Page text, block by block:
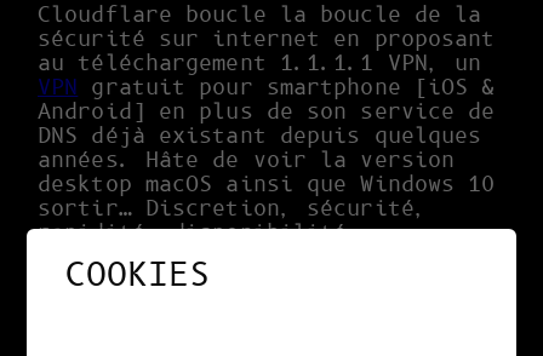
Cloudflare boucle la boucle de la
sécurité sur internet en proposant
au téléchargement 1.1.1.1 VPN, un
VPNgratuit pour smartphone [iOS &
Android] en plus de son service de
DNS déjà existant depuis quelques
années. Hâte de voir la version
desktop macOS ainsi que Windows 10
sortir… Discretion, sécurité,
rapidité, disponibilité :
https://1.1.1.1
COOKIES